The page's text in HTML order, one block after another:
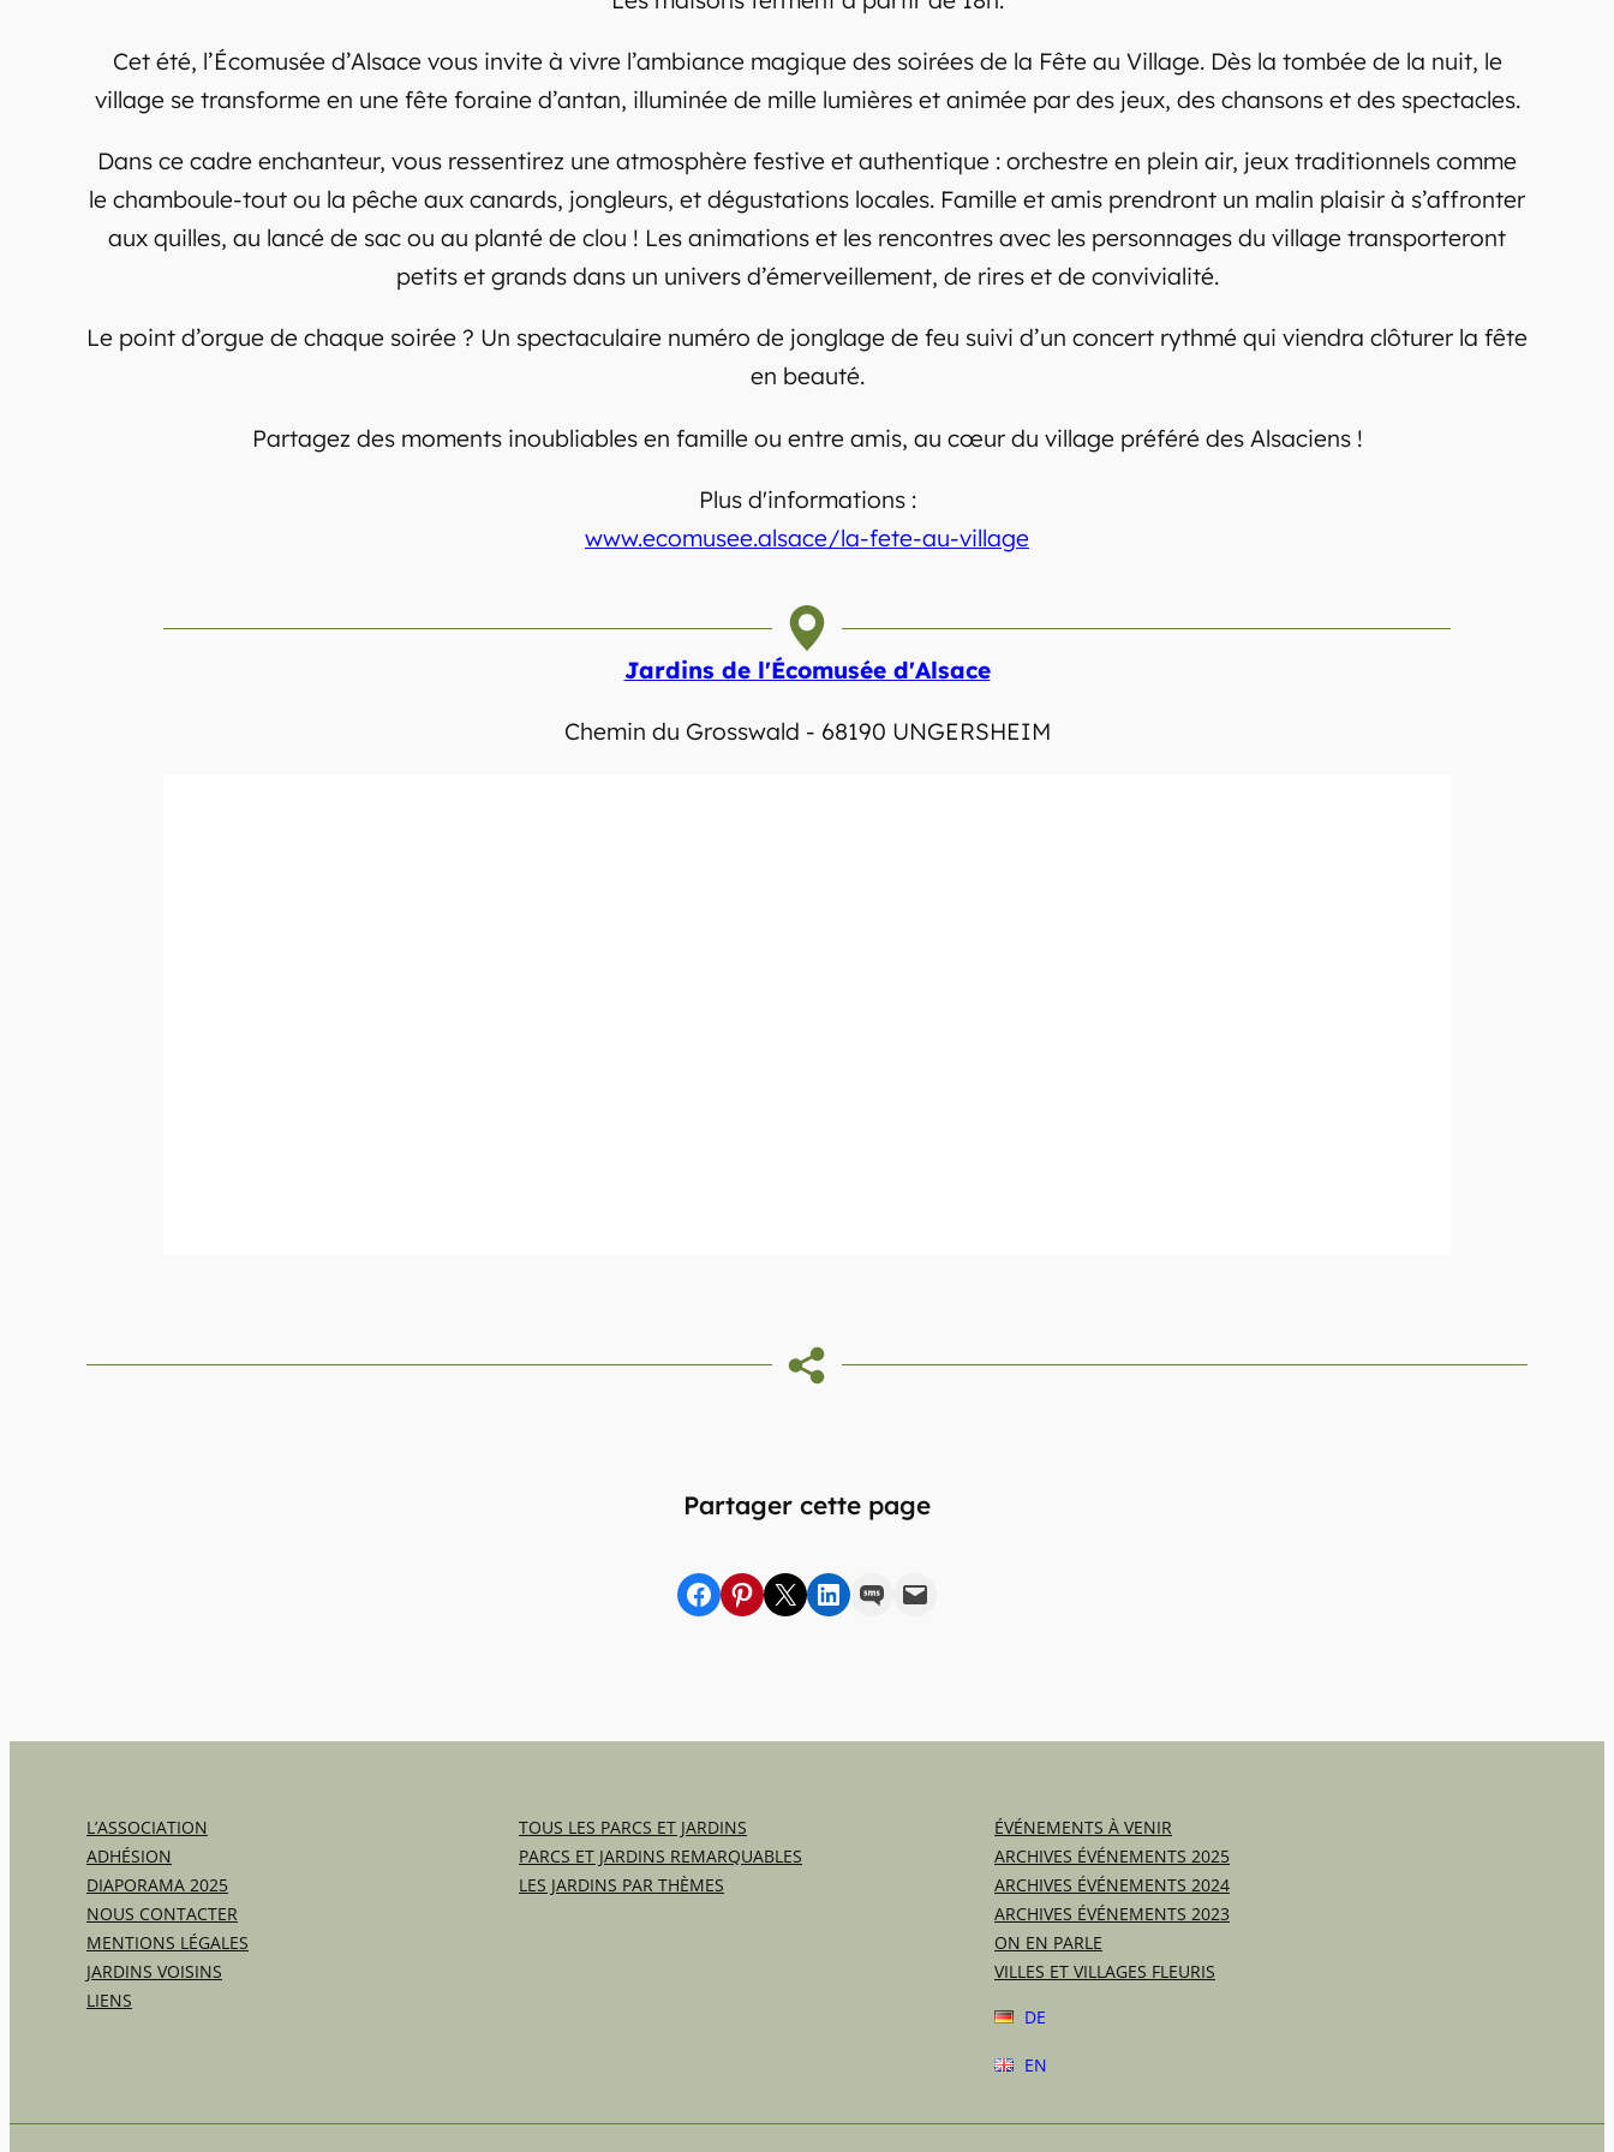
Cet été, l’Écomusée d’Alsace vous invite à vivre l’ambiance magique des soirées de la Fête au Village. Dès la tombée de la nuit, le
village se transforme en une fête foraine d’antan, illuminée de mille lumières et animée par des jeux, des chansons et des spectacles.
Dans ce cadre enchanteur, vous ressentirez une atmosphère festive et authentique : orchestre en plein air, jeux traditionnels comme
le chamboule-tout ou la pêche aux canards, jongleurs, et dégustations locales. Famille et amis prendront un malin plaisir à s’affronter
aux quilles, au lancé de sac ou au planté de clou ! Les animations et les rencontres avec les personnages du village transporteront
petits et grands dans un univers d’émerveillement, de rires et de convivialité.
Le point d’orgue de chaque soirée ? Un spectaculaire numéro de jonglage de feu suivi d’un concert rythmé qui viendra clôturer la fête
en beauté.
Partagez des moments inoubliables en famille ou entre amis, au cœur du village préféré des Alsaciens !
Plus d'informations :
www.ecomusee.alsace/la-fete-au-village
Jardins de l'Écomusée d'Alsace
Chemin du Grosswald - 68190 UNGERSHEIM
Partager cette page
Partager sur Facebook
sur Pinterest
sur X sur LinkedIn
par SMSpar e-mail
L’ASSOCIATION
ADHÉSION
DIAPORAMA 2025
NOUS CONTACTER
MENTIONS LÉGALES
JARDINS VOISINS
LIENS
TOUS LES PARCS ET JARDINS
PARCS ET JARDINS REMARQUABLES
LES JARDINS PAR THÈMES
ÉVÉNEMENTS À VENIR
ARCHIVES ÉVÉNEMENTS 2025
ARCHIVES ÉVÉNEMENTS 2024
ARCHIVES ÉVÉNEMENTS 2023
ON EN PARLE
VILLES ET VILLAGES FLEURIS
DE
EN